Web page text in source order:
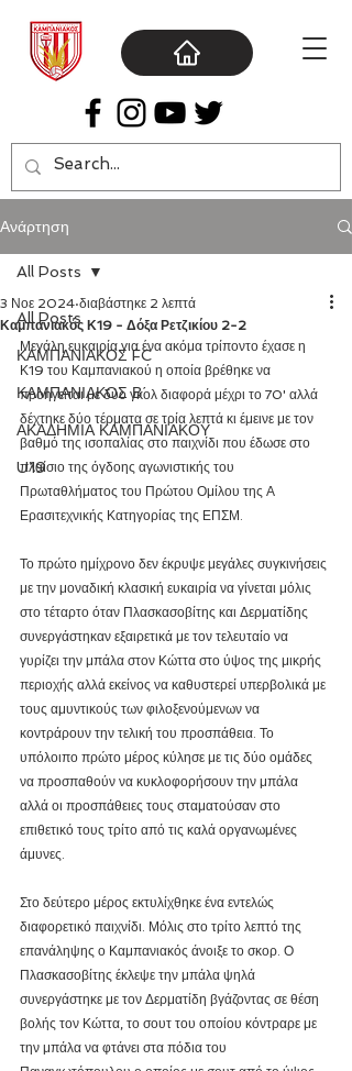
Ανάρτηση
All Posts
ΚΑΜΠΑΝΙΑΚΟΣ FC
ΚΑΜΠΑΝΙΑΚΟΣ Β΄
ΑΚΑΔΗΜΙΑ ΚΑΜΠΑΝΙΑΚΟΥ
U19
All Posts
Καμπανιακός Κ19 - Δόξα Ρετζικίου 2-2
3 Νοε 2024 διαβάστηκε 2 λεπτά
Μεγάλη ευκαιρία για ένα ακόμα τρίποντο έχασε η
Κ19 του Καμπανιακού η οποία βρέθηκε να
προηγείται με δύο γκολ διαφορά μέχρι το 70' αλλά
δέχτηκε δύο τέρματα σε τρία λεπτά κι έμεινε με τον
βαθμό της ισοπαλίας στο παιχνίδι που έδωσε στο
πλαίσιο της όγδοης αγωνιστικής του
Πρωταθλήματος του Πρώτου Ομίλου της Α
Ερασιτεχνικής Κατηγορίας της ΕΠΣΜ.
Το πρώτο ημίχρονο δεν έκρυψε μεγάλες συγκινήσεις
με την μοναδική κλασική ευκαιρία να γίνεται μόλις
στο τέταρτο όταν Πλασκασοβίτης και Δερματίδης
συνεργάστηκαν εξαιρετικά με τον τελευταίο να
γυρίζει την μπάλα στον Κώττα στο ύψος της μικρής
περιοχής αλλά εκείνος να καθυστερεί υπερβολικά με
τους αμυντικούς των φιλοξενούμενων να
κοντράρουν την τελική του προσπάθεια. Το
υπόλοιπο πρώτο μέρος κύλησε με τις δύο ομάδες
να προσπαθούν να κυκλοφορήσουν την μπάλα
αλλά οι προσπάθειες τους σταματούσαν στο
επιθετικό τους τρίτο από τις καλά οργανωμένες
άμυνες.
Στο δεύτερο μέρος εκτυλίχθηκε ένα εντελώς
διαφορετικό παιχνίδι. Μόλις στο τρίτο λεπτό της
επανάληψης ο Καμπανιακός άνοιξε το σκορ. Ο
Πλασκασοβίτης έκλεψε την μπάλα ψηλά
συνεργάστηκε με τον Δερματίδη βγάζοντας σε θέση
βολής τον Κώττα, το σουτ του οποίου κόντραρε με
την μπάλα να φτάνει στα πόδια του